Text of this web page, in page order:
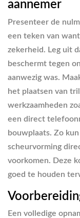
aannemer
Presenteer de
een teken van
zekerheid. Leg uit
beschermt tegen
aanwezig was.
het plaatsen van
werkzaamheden
een direct
bouwplaats. Zo
scheurvorming
voorkomen. Deze
goed te houden
Een volledige